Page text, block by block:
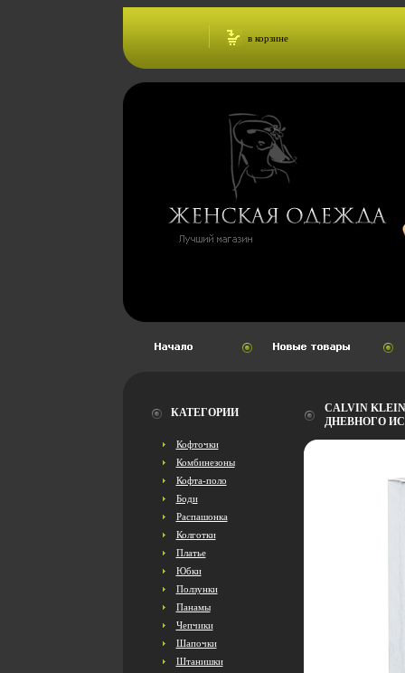
в корзине
КАТЕГОРИИ
Кофточки
Комбинезоны
Кофта-поло
Боди
Распашонка
Колготки
Платье
Юбки
Ползунки
Панамы
Чепчики
Шапочки
Штанишки
CALVIN
ДНЕВНОГО